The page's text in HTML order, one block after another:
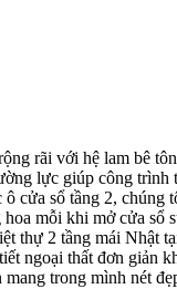
rãi với hệ lam bê
lực giúp công trình
cửa sổ tầng 2, chúng
mỗi khi mở cửa sổ
thự 2 tầng mái Nhật
ngoại thất đơn giản
trong mình nét